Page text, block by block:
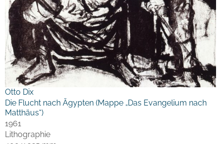
Otto Dix
Die Flucht nach Ägypten (Mappe „Das Evangelium nach
Matthäus“)
1961
Lithographie